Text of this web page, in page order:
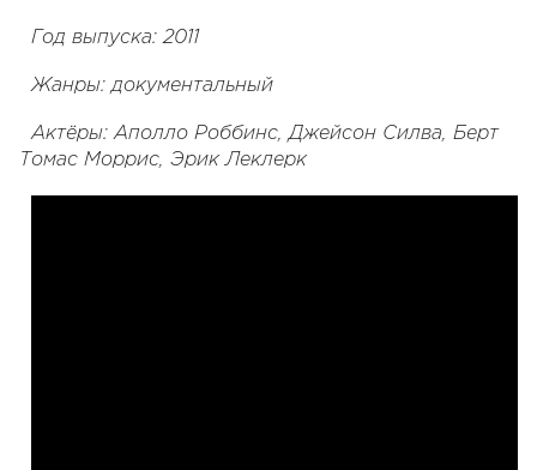
Год выпуска: 2011
Жанры: документальный
Актёры: Аполло Роббинс, Джейсон Силва, Берт
Томас Моррис, Эрик Леклерк